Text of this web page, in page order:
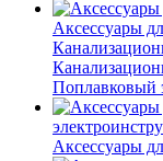
Аксессуары
Поплавковый
Аксессуары